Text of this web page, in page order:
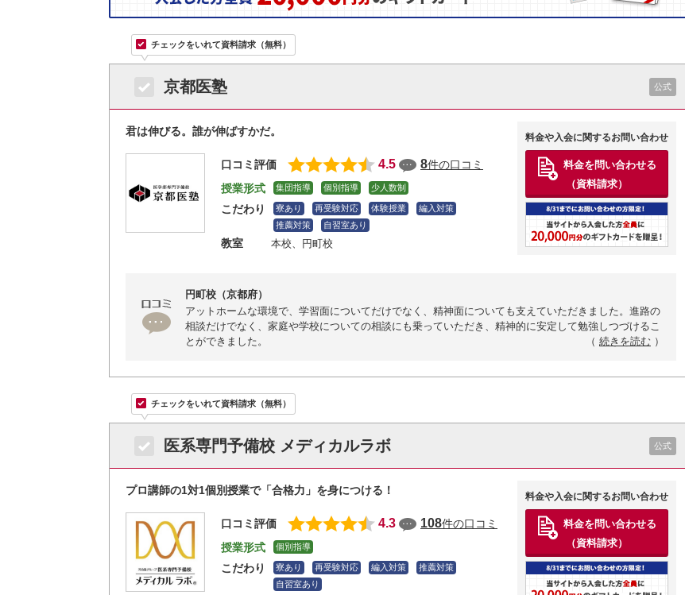
チェックをいれて資料請求（無料）
京都医塾 公式
君は伸びる。誰が伸ばすかだ。
口コミ評価 4.5 8件の口コミ
授業形式
集団指導 個別指導 少人数制
こだわり 寮あり 再受験対応 体験授業
編入対策
推薦対策
自習室あり
教室 本校、円町校
料金や入会に関するお問い合わせ
料金を問い合わせる
（資料請求）
円町校（京都府）
アットホームな環境で、学習面についてだけでなく、精神面についても支えていただきました。進路の
相談だけでなく、家庭や学校についての相談にも乗っていただき、精神的に安定して勉強しつづけるこ
とができました。
（ 続きを読む ）
チェックをいれて資料請求（無料）
医系専門予備校 メディカルラボ 公式
プロ講師の1対1個別授業で「合格力」を身につける！
口コミ評価 4.3 108件の口コミ
授業形式
個別指導
こだわり 寮あり 再受験対応 編入対策
推薦対策
自習室あり
料金や入会に関するお問い合わせ
料金を問い合わせる
（資料請求）